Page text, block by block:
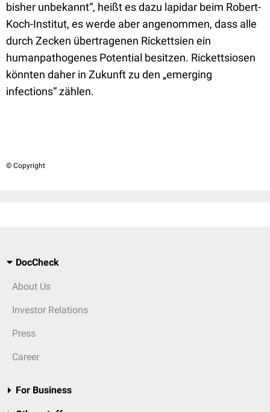
bisher unbekannt“, heißt es dazu lapidar beim Robert-
Koch-Institut, es werde aber angenommen, dass alle
durch Zecken übertragenen Rickettsien ein
humanpathogenes Potential besitzen. Rickettsiosen
könnten daher in Zukunft zu den „emerging
infections“ zählen.
© Copyright
DocCheck
About Us
Investor Relations
Press
Career
For Business